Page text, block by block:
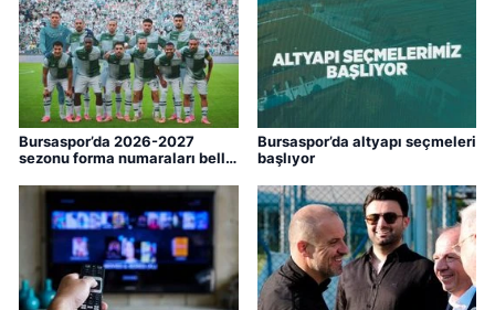
Bursaspor’da 2026-2027
sezonu forma numaraları belli
Bursaspor’da altyapı seçmeleri
başlıyor